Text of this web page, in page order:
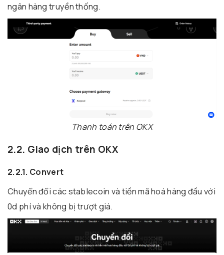
ngân hàng truyền thống.
Thanh toán trên OKX
2.2. Giao dịch trên OKX
2.2.1. Convert
Chuyển đổi các stablecoin và tiền mã hoá hàng đầu với
0d phí và không bị trượt giá.